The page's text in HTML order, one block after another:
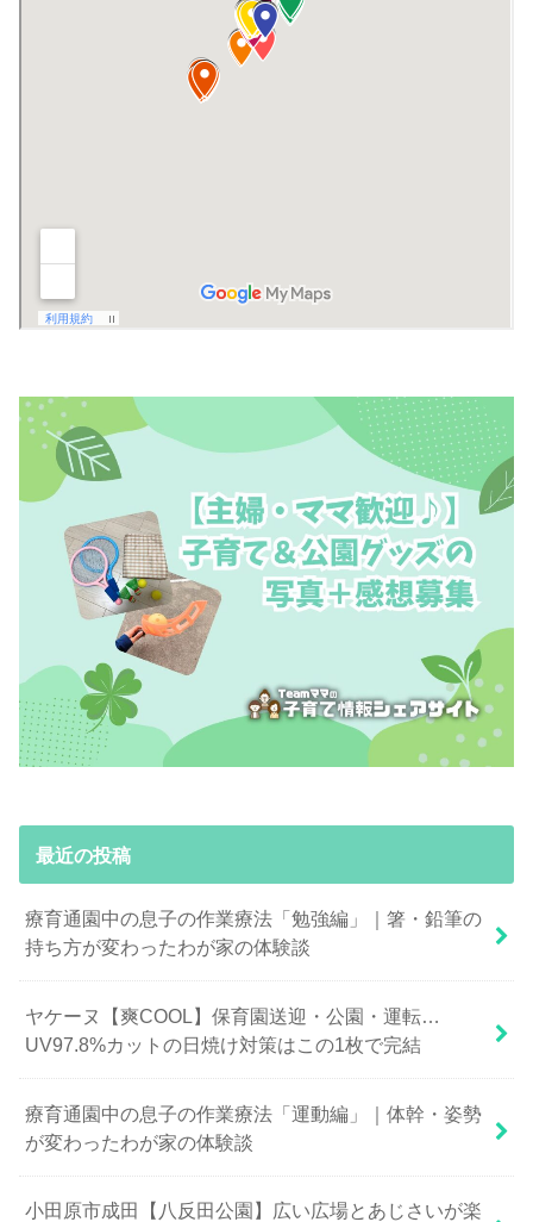
最近の投稿
療育通園中の息子の作業療法「勉強編」｜箸・鉛筆の
持ち方が変わったわが家の体験談
ヤケーヌ【爽COOL】保育園送迎・公園・運転…
UV97.8%カットの日焼け対策はこの1枚で完結
療育通園中の息子の作業療法「運動編」｜体幹・姿勢
が変わったわが家の体験談
小田原市成田【八反田公園】広い広場とあじさいが楽